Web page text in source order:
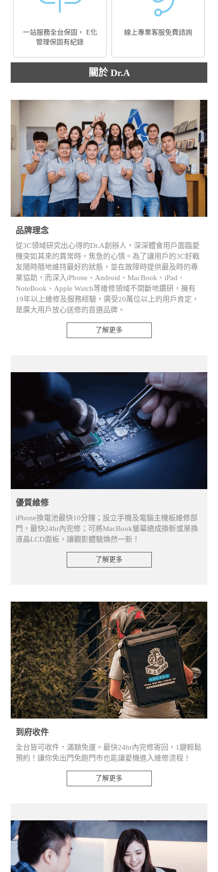
一站服務全台保固， E化
管理保固有紀錄
線上專業客服免費諮詢
關於 Dr.A
品牌理念
從3C領域研究出心得的Dr.A創辦人，深深體會用戶面臨愛
機突如其來的異常時，焦急的心情。為了讓用戶的3C好戰
友隨時隨地維持最好的狀態，並在故障時提供最及時的專
業協助，而深入iPhone、Android、MacBook、iPad、
NoteBook、Apple Watch等維修領域不間斷地鑽研，擁有
19年以上維修及服務經驗，廣受20萬位以上的用戶肯定，
是廣大用戶放心送修的首選品牌。
了解更多
優質維修
iPhone換電池最快10分鐘；設立手機及電腦主機板維修部
門，最快24hr內完修；可將MacBook螢幕總成換新或單換
液晶LCD面板，讓觀影體驗煥然一新！
了解更多
到府收件
全台皆可收件，滿額免運。最快24hr內完修寄回，1鍵輕鬆
預約！讓你免出門免跑門市也能讓愛機進入維修流程！
了解更多